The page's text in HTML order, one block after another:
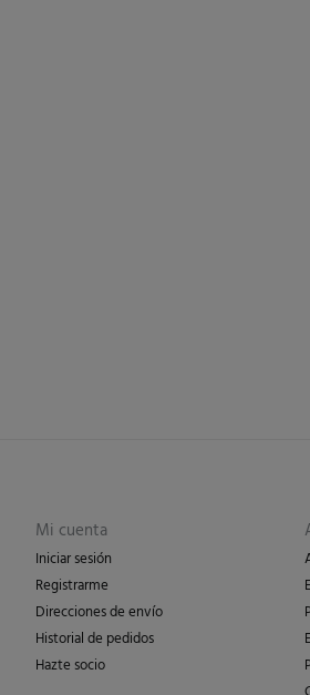
Mi cuenta
Iniciar sesión
Registrarme
Direcciones de envío
Historial de pedidos
Hazte socio